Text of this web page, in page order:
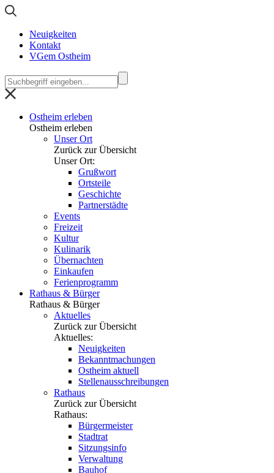
Neuigkeiten
Kontakt
VGem Ostheim
Ostheim erleben
Ostheim erleben
Unser Ort
Zurück zur Übersicht
Unser Ort:
Grußwort
Ortsteile
Geschichte
Partnerstädte
Events
Freizeit
Kultur
Kulinarik
Übernachten
Einkaufen
Ferienprogramm
Rathaus & Bürger
Rathaus & Bürger
Aktuelles
Zurück zur Übersicht
Aktuelles:
Neuigkeiten
Bekanntmachungen
Ostheim aktuell
Stellenausschreibungen
Rathaus
Zurück zur Übersicht
Rathaus:
Bürgermeister
Stadtrat
Sitzungsinfo
Verwaltung
Bauhof